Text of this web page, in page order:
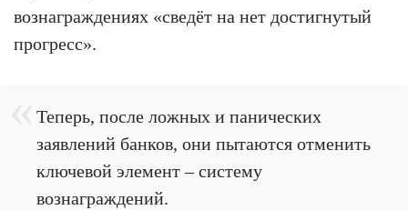
вознаграждениях «сведёт на нет достигнутый
прогресс».
Теперь, после ложных и панических
заявлений банков, они пытаются отменить
ключевой элемент – систему
вознаграждений.